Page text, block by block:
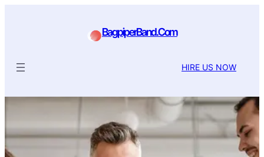
BagpiperBand.Com
HIRE US NOW